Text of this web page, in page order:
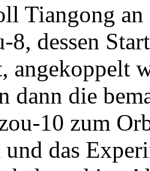
Tiangong
8, dessen
angekoppelt
dann die
10 zum
das